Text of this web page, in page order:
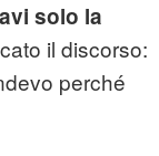
solo la
il discorso:
perché